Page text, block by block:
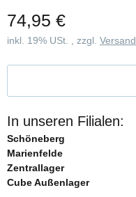
74,95 €
inkl. 19% USt. , zzgl. Versand
In unseren Filialen:
Schöneberg
Marienfelde
Zentrallager
Cube Außenlager